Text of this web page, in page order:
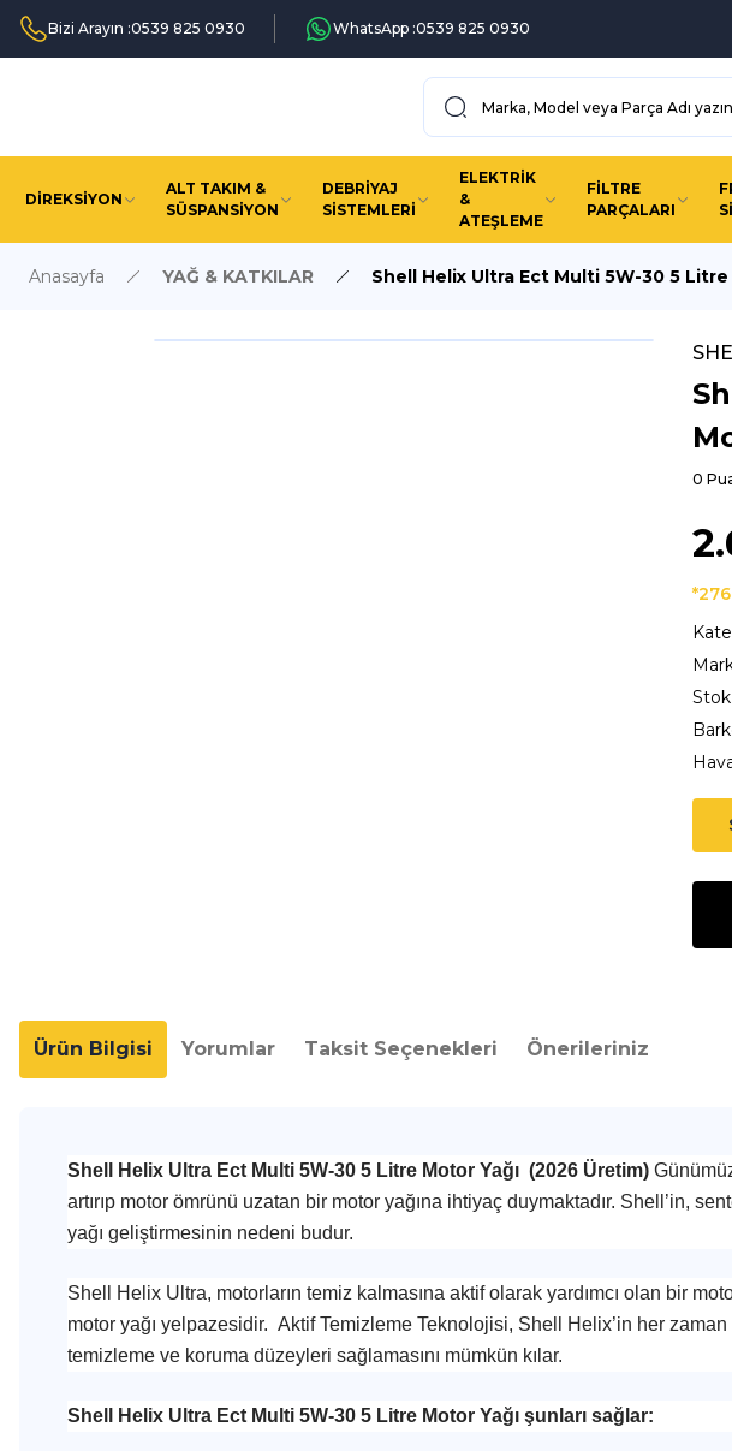
Bizi Arayın :0539 825 0930 WhatsApp :0539 825 0930
DİREKSİYON
ALT TAKIM &
SÜSPANSİYON
DEBRİYAJ
SİSTEMLERİ
ELEKTRİK
&
ATEŞLEME
FİLTRE
PARÇALARI
Anasayfa YAĞ & KATKILAR Shell Helix Ultra Ect Multi 5W-30 5
0
Ürün Bilgisi Yorumlar Taksit Seçenekleri Önerileriniz
Shell Helix Ultra Ect Multi 5W-30 5 Litre Motor Yağı (2026 Üretim)
artırıp motor ömrünü uzatan bir motor yağına ihtiyaç duymaktadır. Shell’in,
yağı geliştirmesinin nedeni budur.
Shell Helix Ultra, motorların temiz kalmasına aktif olarak yardımcı olan bir
motor yağı yelpazesidir. Aktif Temizleme Teknolojisi, Shell Helix’in her
temizleme ve koruma düzeyleri sağlamasını mümkün kılar.
Shell Helix Ultra Ect Multi 5W-30 5 Litre Motor Yağı şunları sağlar: